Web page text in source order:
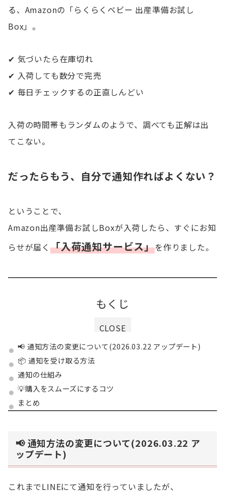
る、Amazonの「らくらくベビー 出産準備お試し
Box」。
✔ 気づいたら在庫切れ
✔ 入荷しても数分で完売
✔ 毎日チェックするの正直しんどい
入荷の時間帯もランダムのようで、調べても正解は出
てこない。
だったらもう、自分で通知作ればよくない？
ということで、
Amazon出産準備お試しBoxが入荷したら、すぐにお知
らせが届く 「入荷通知サービス」を作りました。
CLOSE
もくじ
📢 通知方法の変更について(2026.03.22 アップデート)
📦 通知を受け取る方法
通知の仕組み
💡購入をスムーズにするコツ
まとめ
📢 通知方法の変更について(2026.03.22 ア
ップデート)
これまでLINEにて通知を行っていましたが、